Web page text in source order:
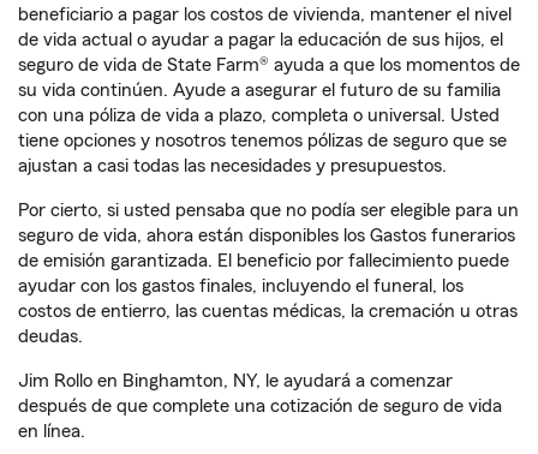
beneficiario a pagar los costos de vivienda, mantener el nivel
de vida actual o ayudar a pagar la educación de sus hijos, el
seguro de vida de State Farm® ayuda a que los momentos de
su vida continúen. Ayude a asegurar el futuro de su familia
con una póliza de vida a plazo, completa o universal. Usted
tiene opciones y nosotros tenemos pólizas de seguro que se
ajustan a casi todas las necesidades y presupuestos.
Por cierto, si usted pensaba que no podía ser elegible para un
seguro de vida, ahora están disponibles los Gastos funerarios
de emisión garantizada. El beneficio por fallecimiento puede
ayudar con los gastos finales, incluyendo el funeral, los
costos de entierro, las cuentas médicas, la cremación u otras
deudas.
Jim Rollo en Binghamton, NY, le ayudará a comenzar
después de que complete una cotización de seguro de vida
en línea.